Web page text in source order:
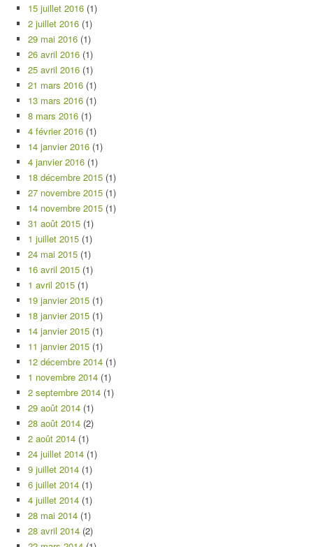
15 juillet 2016 (1)
2 juillet 2016 (1)
29 mai 2016 (1)
26 avril 2016 (1)
25 avril 2016 (1)
21 mars 2016 (1)
13 mars 2016 (1)
8 mars 2016 (1)
4 février 2016 (1)
14 janvier 2016 (1)
4 janvier 2016 (1)
18 décembre 2015 (1)
27 novembre 2015 (1)
14 novembre 2015 (1)
31 août 2015 (1)
1 juillet 2015 (1)
24 mai 2015 (1)
16 avril 2015 (1)
1 avril 2015 (1)
19 janvier 2015 (1)
18 janvier 2015 (1)
14 janvier 2015 (1)
11 janvier 2015 (1)
12 décembre 2014 (1)
1 novembre 2014 (1)
2 septembre 2014 (1)
29 août 2014 (1)
28 août 2014 (2)
2 août 2014 (1)
24 juillet 2014 (1)
9 juillet 2014 (1)
6 juillet 2014 (1)
4 juillet 2014 (1)
28 mai 2014 (1)
28 avril 2014 (2)